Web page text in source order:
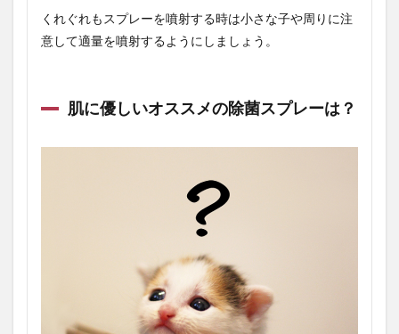
くれぐれもスプレーを噴射する時は小さな子や周りに注
意して適量を噴射するようにしましょう。
肌に優しいオススメの除菌スプレーは？